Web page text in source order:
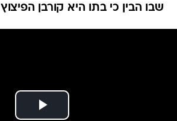
שבו הבין כי בתו היא קורבן הפיצוץ